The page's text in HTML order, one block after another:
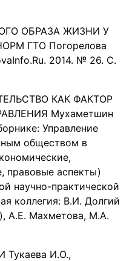
ОБРАЗА ЖИЗНИ У
ГТО Погорелова
2014. № 26. С.
КАК ФАКТОР
Мухаметшин
Управление
обществом в
правовые аспекты)
научно-практической
коллегия: В.И. Долгий
А.Е. Махметова, М.А.
И.О.,